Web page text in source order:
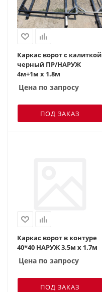
Каркас ворот с калиткой
черный ПР/НАРУЖ
4м+1м х 1.8м
Цена по запросу
ПОД ЗАКАЗ
Каркас ворот в контуре
40*40 НАРУЖ 3.5м х 1.7м
Цена по запросу
ПОД ЗАКАЗ